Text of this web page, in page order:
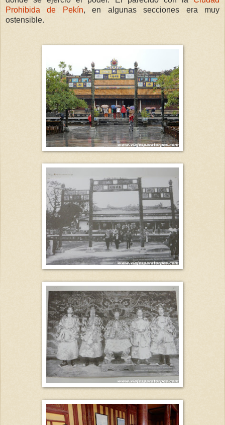
Prohibida de Pekín, en algunas secciones era muy
ostensible.